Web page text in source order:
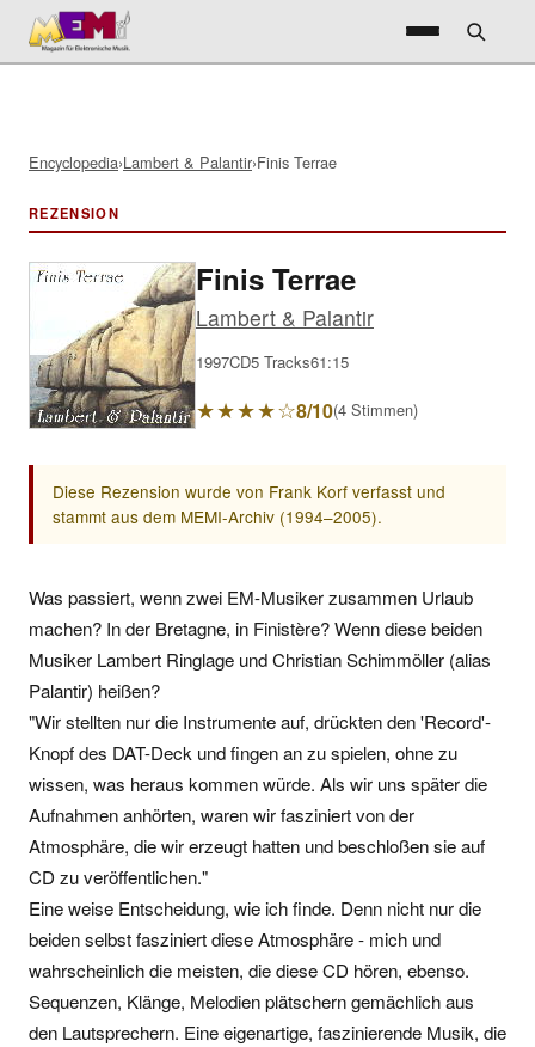
Encyclopedia›Lambert & Palantir›Finis Terrae
REZENSION
Finis Terrae
Lambert & Palantir
1997CD5 Tracks61:15
★★★★☆8/10(4 Stimmen)
Diese Rezension wurde von Frank Korf verfasst und
stammt aus dem MEMI-Archiv (1994–2005).
Was passiert, wenn zwei EM-Musiker zusammen Urlaub
machen? In der Bretagne, in Finistère? Wenn diese beiden
Musiker Lambert Ringlage und Christian Schimmöller (alias
Palantir) heißen?
"Wir stellten nur die Instrumente auf, drückten den 'Record'-
Knopf des DAT-Deck und fingen an zu spielen, ohne zu
wissen, was heraus kommen würde. Als wir uns später die
Aufnahmen anhörten, waren wir fasziniert von der
Atmosphäre, die wir erzeugt hatten und beschloßen sie auf
CD zu veröffentlichen."
Eine weise Entscheidung, wie ich finde. Denn nicht nur die
beiden selbst fasziniert diese Atmosphäre - mich und
wahrscheinlich die meisten, die diese CD hören, ebenso.
Sequenzen, Klänge, Melodien plätschern gemächlich aus
den Lautsprechern. Eine eigenartige, faszinierende Musik, die